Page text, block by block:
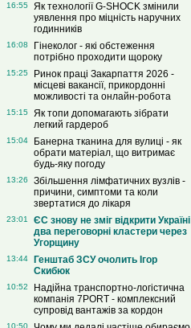
16:55
Як технології G-SHOCK змінили
уявлення про міцність наручних
годинників
16:08
Гінеколог - які обстеження
потрібно проходити щороку
15:25
Ринок праці Закарпаття 2026 -
місцеві вакансії, прикордонні
можливості та онлайн-робота
15:15
Як топи допомагають зібрати
легкий гардероб
15:04
Банерна тканина для вулиці - як
обрати матеріал, що витримає
будь-яку погоду
13:26
Збільшення лімфатичних вузлів -
причини, симптоми та коли
звертатися до лікаря
23:01
ЄС знову не зміг відкрити Україні
два переговорні кластери через
Угорщину
13:44
Генштаб ЗСУ очолить Ігор
Скибюк
10:52
Надійна транспортно-логістична
компанія 7PORT - комплексний
супровід вантажів за кордон